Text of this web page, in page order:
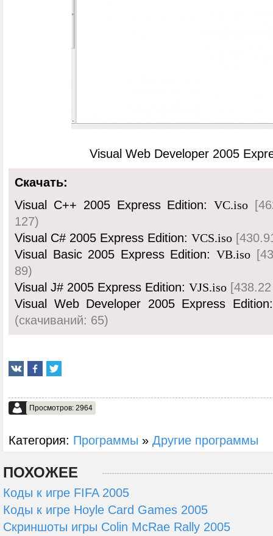
Visual Web Developer 2005
Скачать:
Visual C++ 2005 Express Edition:VC.iso
127)
Visual C# 2005 Express Edition: VCS.iso
Visual Basic 2005 Express Edition:VB.iso
89)
Visual J# 2005 Express Edition: VJS.iso
Visual Web Developer 2005 Express
(cкачиваний: 65)
Просмотров: 2964
Категория: Программы » Другие программы
ПОХОЖЕЕ
Коды к игре FIFA 2005
Коды к игре Hoyle Card Games 2005
Скриншоты игры Colin McRae Rally 2005